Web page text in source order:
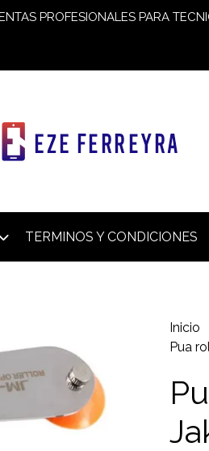
PROFESIONALES PARA
TERMINOS Y CONDICIONES
Inicio
Pua